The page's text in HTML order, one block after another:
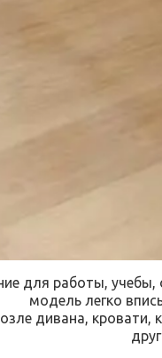
для работы,
модель легко
дивана, кровати,